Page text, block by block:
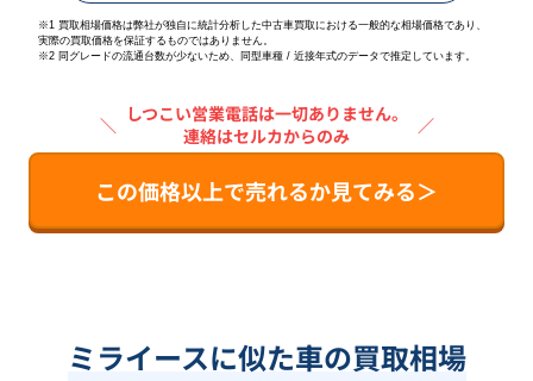
※1 買取相場価格は弊社が独自に統計分析した中古車買取における一般的な相場価格であり、
実際の買取価格を保証するものではありません。
※2 同グレードの流通台数が少ないため、同型車種 / 近接年式のデータで推定しています。
＼ しつこい営業電話は一切ありません。
連絡はセルカからのみ
／
この価格以上で売れるか見てみる＞
ミライースに似た車の買取相場